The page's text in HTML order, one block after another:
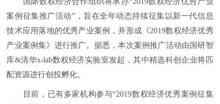
案例征集推广活动”，旨在全年动态持续征集以新一代信息
技术应用落地的优秀产业案例，并形成《2019数权经济优秀
产业案例集》进行推广。据悉，本次案例推广活动由国研智
库&清华x-lab数权经济实验室发起，其中精选科创企业将匹
配资源进行创投孵化。
目前，已有多家机构参与“2019数权经济优秀案例征集